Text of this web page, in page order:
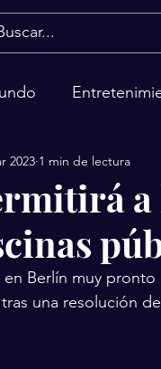
a
2023 1 min de lectura
en Berlín muy
una resolución